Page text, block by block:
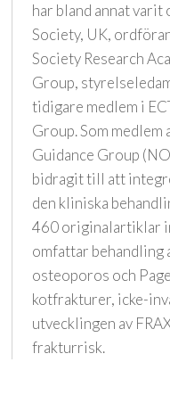
har bland annat
Society, UK,
Society Research
Group,
tidigare medlem i
Group. Som
Guidance Group
bidragit till att
den kliniska
460 originalartiklar
omfattar behandling
osteoporos och
kotfrakturer, icke-
utvecklingen av
frakturrisk.